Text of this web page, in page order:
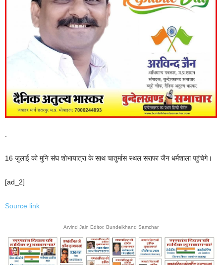
16 जुलाई को मुनि संघ शोभायात्रा के साथ चातुर्मास स्थल सराफा जैन धर्मशाला पहुंचेगे।
[ad_2]
Source link
Arvind Jain Editor, Bundelkhand Samchar